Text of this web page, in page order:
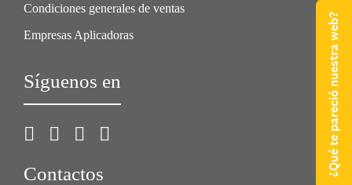
Condiciones generales de ventas
Empresas Aplicadoras
Síguenos en
Contactos ¿Qué te pareció nuestra web?